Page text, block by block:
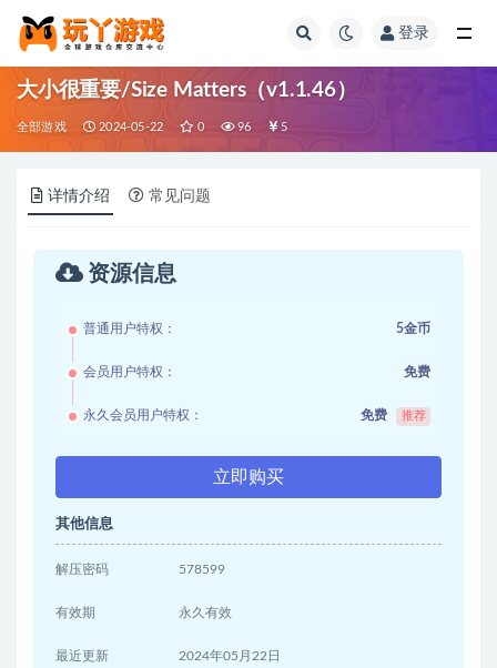
登录
大小很重要/Size Matters（v1.1.46）
全部游戏 2024-05-22 0 96 5
详情介绍 常见问题
资源信息
普通用户特权： 5金币
会员用户特权： 免费
永久会员用户特权： 免费 推荐
立即购买
其他信息
解压密码 578599
有效期 永久有效
最近更新 2024年05月22日